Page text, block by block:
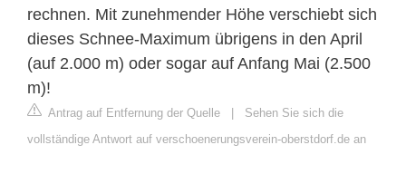
rechnen. Mit zunehmender Höhe verschiebt sich
dieses Schnee-Maximum übrigens in den April
(auf 2.000 m) oder sogar auf Anfang Mai (2.500
m)!
Antrag auf Entfernung der Quelle | Sehen Sie sich die
vollständige Antwort auf verschoenerungsverein-oberstdorf.de an